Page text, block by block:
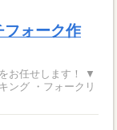
フォーク作
任せします！ ▼
ング ・フォークリ